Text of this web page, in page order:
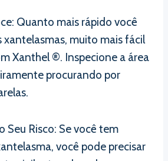
Quanto mais rápido você
muito mais fácil
Xanthel ®. Inspecione a área
procurando por
Seu Risco: Se você tem
você pode precisar